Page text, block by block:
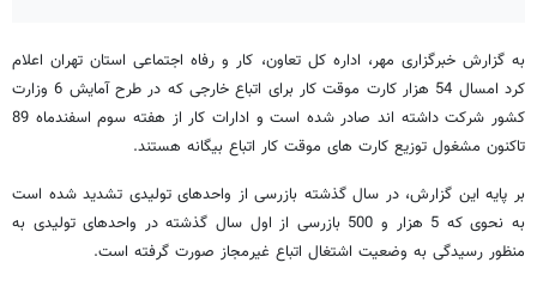
به گزارش خبرگزاری مهر، اداره کل تعاون، کار و رفاه اجتماعی استان تهران اعلام
کرد امسال 54 هزار کارت موقت کار برای اتباع خارجی که در طرح آمایش 6 وزارت
کشور شرکت داشته اند صادر شده است و ادارات کار از هفته سوم اسفندماه 89
تاکنون مشغول توزیع کارت های موقت کار اتباع بیگانه هستند.
بر پایه این گزارش، در سال گذشته بازرسی از واحدهای تولیدی تشدید شده است
به نحوی که 5 هزار و 500 بازرسی از اول سال گذشته در واحدهای تولیدی به
منظور رسیدگی به وضعیت اشتغال اتباع غیرمجاز صورت گرفته است.